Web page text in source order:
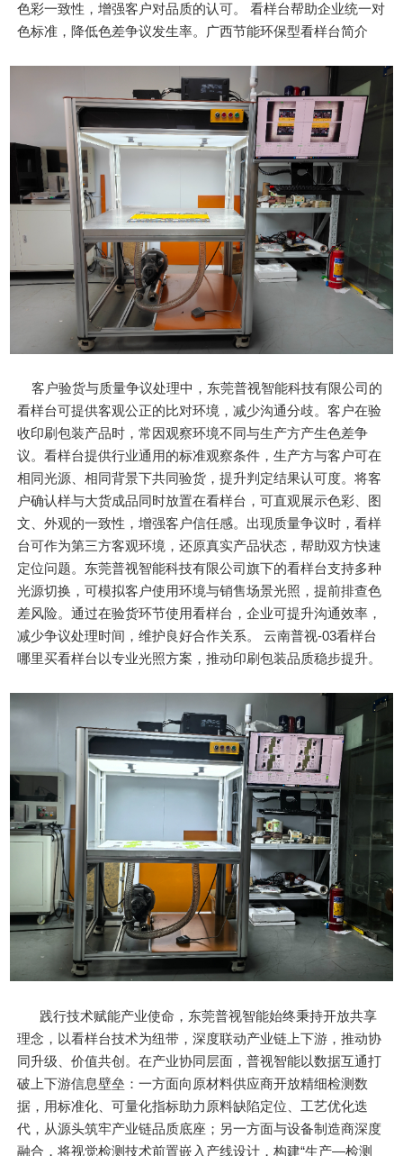
色彩一致性，增强客户对品质的认可。 看样台帮助企业统一对
色标准，降低色差争议发生率。广西节能环保型看样台简介
客户验货与质量争议处理中，东莞普视智能科技有限公司的
看样台可提供客观公正的比对环境，减少沟通分歧。客户在验
收印刷包装产品时，常因观察环境不同与生产方产生色差争
议。看样台提供行业通用的标准观察条件，生产方与客户可在
相同光源、相同背景下共同验货，提升判定结果认可度。将客
户确认样与大货成品同时放置在看样台，可直观展示色彩、图
文、外观的一致性，增强客户信任感。出现质量争议时，看样
台可作为第三方客观环境，还原真实产品状态，帮助双方快速
定位问题。东莞普视智能科技有限公司旗下的看样台支持多种
光源切换，可模拟客户使用环境与销售场景光照，提前排查色
差风险。通过在验货环节使用看样台，企业可提升沟通效率，
减少争议处理时间，维护良好合作关系。 云南普视-03看样台
哪里买看样台以专业光照方案，推动印刷包装品质稳步提升。
践行技术赋能产业使命，东莞普视智能始终秉持开放共享
理念，以看样台技术为纽带，深度联动产业链上下游，推动协
同升级、价值共创。在产业协同层面，普视智能以数据互通打
破上下游信息壁垒：一方面向原材料供应商开放精细检测数
据，用标准化、可量化指标助力原料缺陷定位、工艺优化迭
代，从源头筑牢产业链品质底座；另一方面与设备制造商深度
融合，将视觉检测技术前置嵌入产线设计，构建“生产—检测